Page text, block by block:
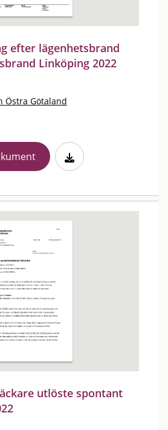
efter lägenhetsbrand
Linköping 2022
Östra Götaland
utlöste spontant